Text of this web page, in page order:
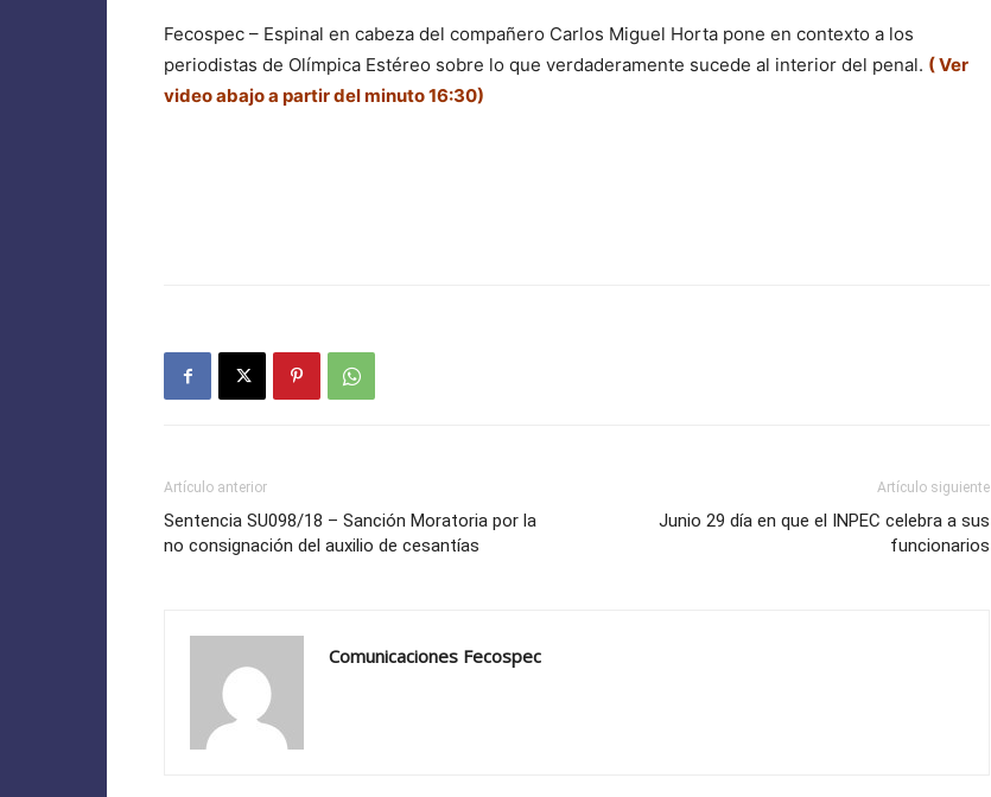
Fecospec – Espinal en cabeza del compañero Carlos Miguel Horta pone en contexto a los
periodistas de Olímpica Estéreo sobre lo que verdaderamente sucede al interior del penal. ( Ver
video abajo a partir del minuto 16:30)
Artículo anterior
Sentencia SU098/18 – Sanción Moratoria por la
no consignación del auxilio de cesantías
Artículo siguiente
Junio 29 día en que el INPEC celebra a sus
funcionarios
Comunicaciones Fecospec